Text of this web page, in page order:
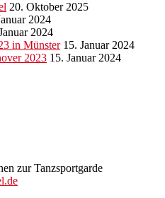
20. Oktober 2025
2024
2024
in Münster 15. Januar 2024
2023 15. Januar 2024
zur Tanzsportgarde